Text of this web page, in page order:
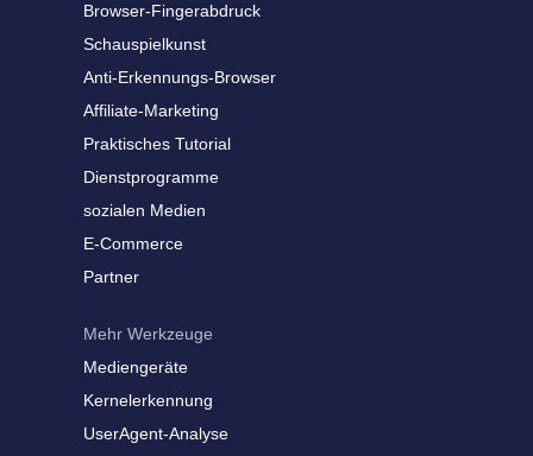
Browser-Fingerabdruck
Schauspielkunst
Anti-Erkennungs-Browser
Affiliate-Marketing
Praktisches Tutorial
Dienstprogramme
sozialen Medien
E-Commerce
Partner
Mehr Werkzeuge
Mediengeräte
Kernelerkennung
UserAgent-Analyse